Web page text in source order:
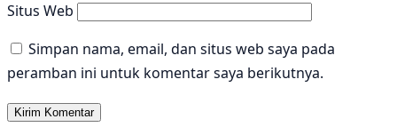
Situs Web
Simpan nama, email, dan situs web saya pada
peramban ini untuk komentar saya berikutnya.